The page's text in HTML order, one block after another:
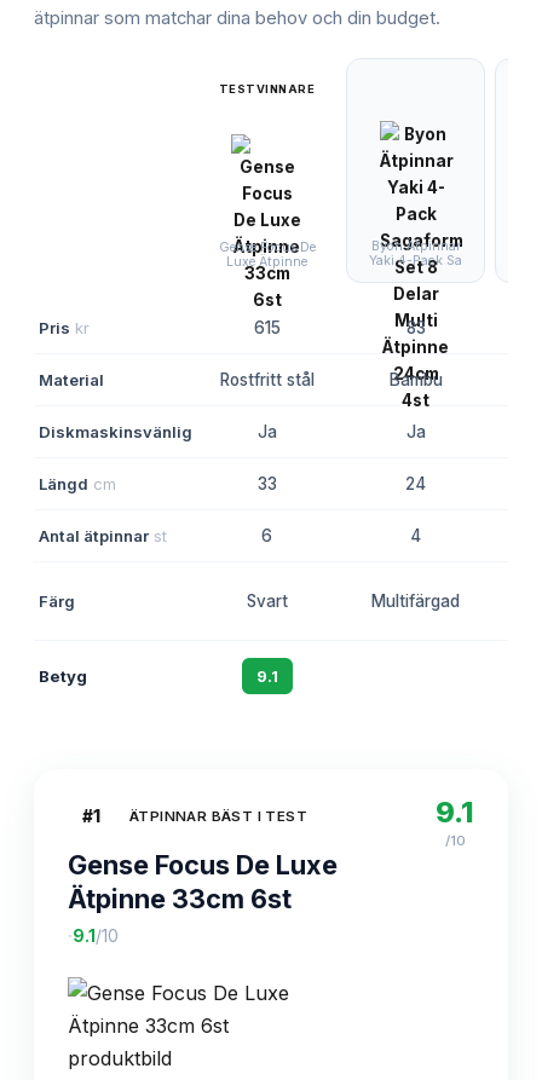
ätpinnar som matchar dina behov och din budget.
TESTVINNARE
Gense Focus De
Luxe Ätpinne
Byon Ätpinnar
Yaki 4-Pack Sa
Pris kr 615 83
Material Rostfritt stål Bambu
Diskmaskinsvänlig Ja Ja
Längd cm 33 24
Antal ätpinnar st 6 4
Färg Svart Multifärgad
Betyg 9.1
#1 ÄTPINNAR BÄST I TEST
Gense Focus De Luxe
Ätpinne 33cm 6st
·9.1 /10
9.1
/10